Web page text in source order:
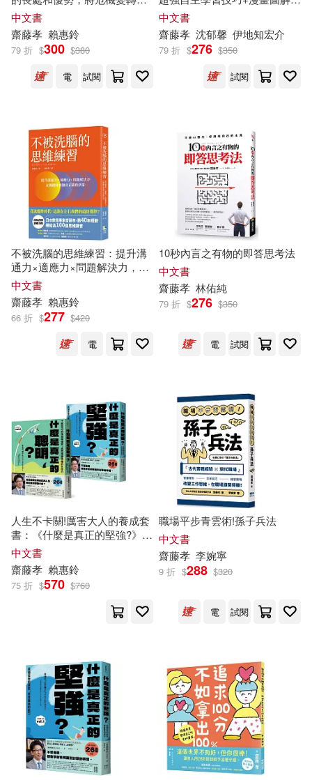
湖南少年兒童出版社(1)
的生存力【全民教育學者
孝的「人生教育」系列vol.2】
中文書
齋藤孝 賴惠鈴
79 折 $300 $380
電
試閱
家長老師學生都嗨翻!
中文書
齋藤孝 沈郁馨 伊地知宏介
79 折 $276 $350
試閱
不被洗腦的思維練習：提升溝
通力×適應力×問題解決力，在
關鍵時刻做出正確的決策
中文書
齋藤孝 賴惠鈴
66 折 $277 $420
電
10秒內言之有物的即答思考法
中文書
齋藤孝 林佑純
79 折 $276 $350
電 試閱
人生不卡關!厲害大人的養成套
書：《什麼是真正的堅強?》+
《什麼是真正的聰明?》【全民
教育學者齋藤 孝
育」系列vol.1+2】
中文書
齋藤孝 賴惠鈴
75 折 $570 $760
職場平步青雲術!孫子兵法
中文書
齋藤孝 李婉寧
9 折 $288 $320
電 試閱